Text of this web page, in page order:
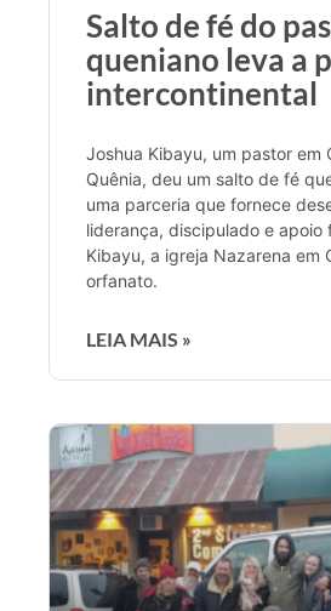
Salto de fé do
queniano leva a
intercontinental
Joshua Kibayu, um pastor em
Quênia, deu um salto de fé
uma parceria que fornece
liderança, discipulado e apoio
Kibayu, a igreja Nazarena em
orfanato.
LEIA MAIS »